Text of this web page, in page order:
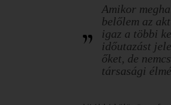
Amikor
belőlem az
igaz a többi
időutazást
őket, de
társasági